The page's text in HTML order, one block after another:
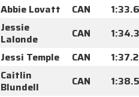
Abbie Lovatt CAN
Jessie
Lalonde
CAN
Jessi Temple CAN
Caitlin
Blundell
CAN